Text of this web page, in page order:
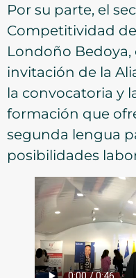
Por su parte, el
Competitividad
Londoño
invitación de la
la convocatoria y
formación que
segunda lengua
posibilidades